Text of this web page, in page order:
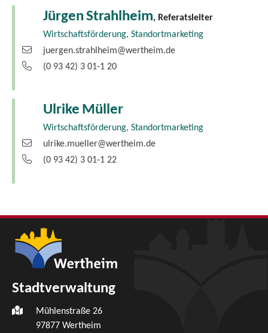
JürgenStrahlheim, Referatsleiter
Wirtschaftsförderung, Standortmarketing
juergen.strahlheim@wertheim.de
(0 93 42) 3 01-1 20
Ulrike Müller
Wirtschaftsförderung, Standortmarketing
ulrike.mueller@wertheim.de
(0 93 42) 3 01-1 22
Stadtverwaltung
Mühlenstraße 26
97877 Wertheim